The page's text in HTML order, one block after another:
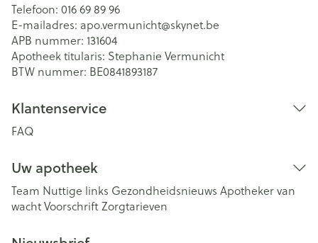
Telefoon: 016 69 89 96
E-mailadres: apo.vermunicht@skynet.be
APB nummer: 131604
Apotheek titularis: Stephanie Vermunicht
BTW nummer: BE0841893187
Klantenservice
FAQ
Uw apotheek
Team Nuttige links Gezondheidsnieuws Apotheker van
wachtVoorschriftZorgtarieven